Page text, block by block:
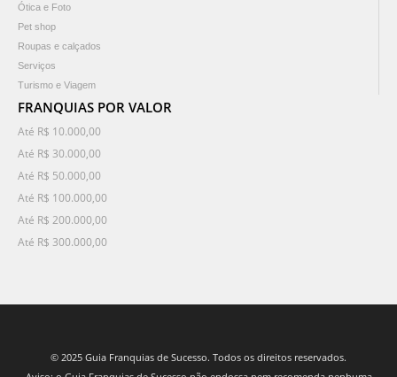
Ótica e Foto
Pet shop
Roupas e calçados
Serviços
Turismo e Viagem
FRANQUIAS POR VALOR
Até R$ 10.000,00
Até R$ 30.000,00
Até R$ 50.000,00
Até R$ 100.000,00
Até R$ 200.000,00
Até R$ 300.000,00
© 2025 Guia Franquias de Sucesso. Todos os direitos reservados.